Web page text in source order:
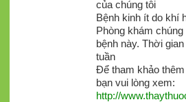
của chúng tôi
Bệnh kinh ít do khí
Phòng khám
bệnh này. Thời
tuần
Để tham khảo
bạn vui lòng xem:
http://